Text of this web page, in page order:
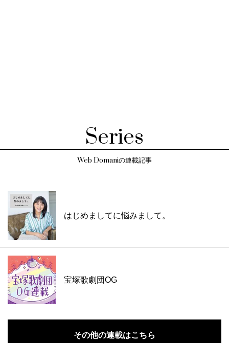
Series
Web Domaniの連載記事
はじめましてに悩みまして。
宝塚歌劇団OG
その他の連載はこちら